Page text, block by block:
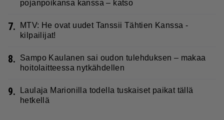
pojanpoikansa kanssa – katso
7.
MTV: He ovat uudet Tanssii Tähtien Kanssa -
kilpailijat!
8.
Sampo Kaulanen sai oudon tulehduksen – makaa
hoitolaitteessa nytkähdellen
9.
Laulaja Marionilla todella tuskaiset paikat tällä
hetkellä